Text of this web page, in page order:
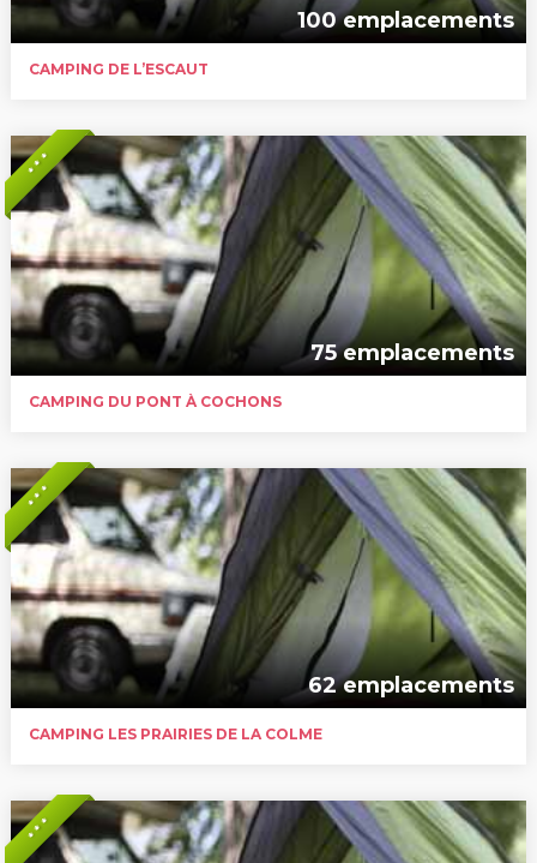
100 emplacements
CAMPING DE L’ESCAUT
* * *
75 emplacements
CAMPING DU PONT À COCHONS
* * *
62 emplacements
CAMPING LES PRAIRIES DE LA COLME
* * *